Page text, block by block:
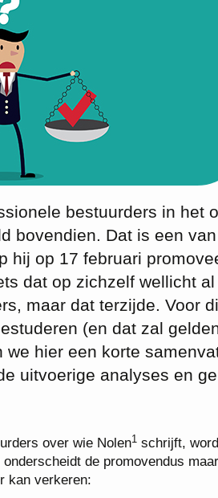
bestuurders in het
bovendien. Dat is een
hij op 17 februari
dat op zichzelf wellicht
maar dat terzijde. Voor
(en dat zal
hier een korte
uitvoerige analyses en
over wie Nolen1 schrijft,
de promovendus
kan verkeren: